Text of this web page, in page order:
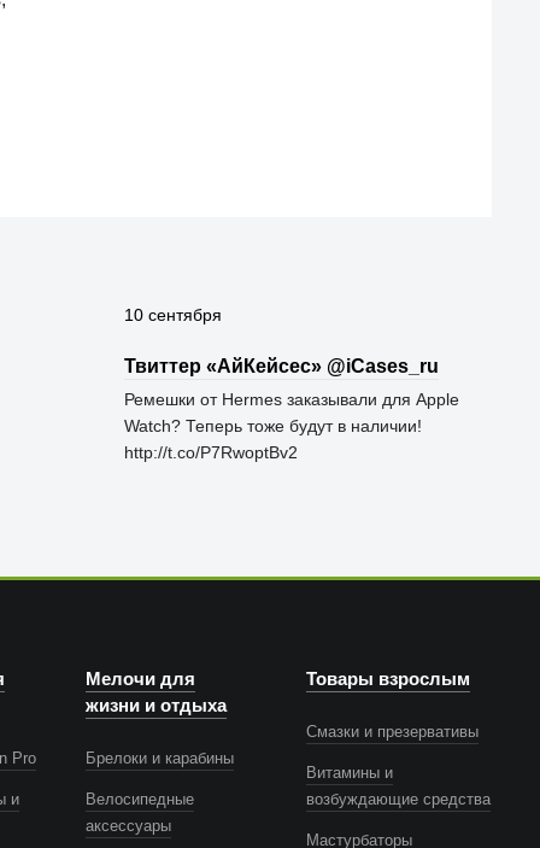
10 сентября
Твиттер «АйКейсес» ‏@iCases_ru
Ремешки от Hermes заказывали для Apple
Watch? Теперь тоже будут в наличии!
http://t.co/P7RwoptBv2
Pro
и
Мелочи для
жизни и отдыха
Брелоки и карабины
Велосипедные
аксессуары
Товары взрослым
Смазки и презервативы
Витамины и
возбуждающие средства
Мастурбаторы